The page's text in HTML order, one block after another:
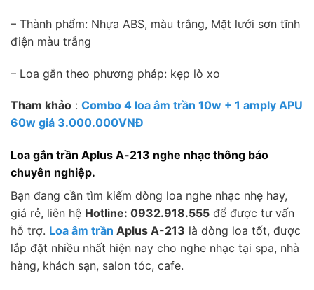
– Thành phẩm: Nhựa ABS, màu trắng, Mặt lưới sơn tĩnh
điện màu trắng
– Loa gắn theo phương pháp: kẹp lò xo
Tham khảo : Combo 4 loa âm trần 10w + 1 amply APU
60w giá 3.000.000VNĐ
Loa gắn trần Aplus A-213 nghe nhạc thông báo
chuyên nghiệp.
Bạn đang cần tìm kiếm dòng loa nghe nhạc nhẹ hay,
giá rẻ, liên hệ Hotline: 0932.918.555 để được tư vấn
hỗ trợ. Loa âm trần Aplus A-213 là dòng loa tốt, được
lắp đặt nhiều nhất hiện nay cho nghe nhạc tại spa, nhà
hàng, khách sạn, salon tóc, cafe.